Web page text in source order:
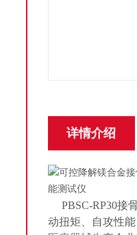
详情介绍
PBSC-RP30接
动扭矩、自攻性